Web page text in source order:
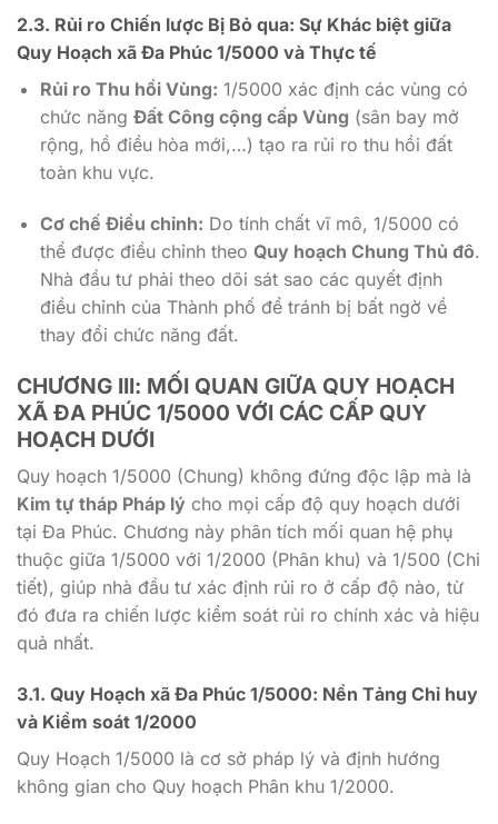
2.3. Rủi ro Chiến lược Bị Bỏ qua: Sự Khác biệt giữa
Quy Hoạch xã Đa Phúc 1/5000 và Thực tế
Rủi ro Thu hồi Vùng: 1/5000 xác định các vùng có
chức năng Đất Công cộng cấp Vùng (sân bay mở
rộng, hồ điều hòa mới,…) tạo ra rủi ro thu hồi đất
toàn khu vực.
Cơ chế Điều chỉnh: Do tính chất vĩ mô, 1/5000 có
thể được điều chỉnh theo Quy hoạch Chung Thủ đô.
Nhà đầu tư phải theo dõi sát sao các quyết định
điều chỉnh của Thành phố để tránh bị bất ngờ về
thay đổi chức năng đất.
CHƯƠNG III: MỐI QUAN GIỮA QUY HOẠCH
XÃ ĐA PHÚC 1/5000 VỚI CÁC CẤP QUY
HOẠCH DƯỚI
Quy hoạch 1/5000 (Chung) không đứng độc lập mà là
Kim tự tháp Pháp lý cho mọi cấp độ quy hoạch dưới
tại Đa Phúc. Chương này phân tích mối quan hệ phụ
thuộc giữa 1/5000 với 1/2000 (Phân khu) và 1/500 (Chi
tiết), giúp nhà đầu tư xác định rủi ro ở cấp độ nào, từ
đó đưa ra chiến lược kiểm soát rủi ro chính xác và hiệu
quả nhất.
3.1. Quy Hoạch xã Đa Phúc 1/5000: Nền Tảng Chỉ huy
và Kiểm soát 1/2000
Quy Hoạch 1/5000 là cơ sở pháp lý và định hướng
không gian cho Quy hoạch Phân khu 1/2000.